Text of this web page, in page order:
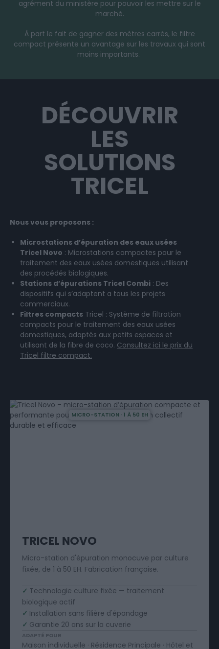
agrément du ministère pour pouvoir les mettre sur le
marché.
À part le fait de gagner des mètres carrés, le filtre
compact présente un avantage sur les travaux qui sont
moins importants.
DÉCOUVRIR
LES
SOLUTIONS
TRICEL
Nous vous proposons :
Microstations d’épuration des eaux usées
Tricel Novo : Microstations compactes pour le
traitement des eaux usées domestiques utilisant
des procédés biologiques.
Stations d’épurations Tricel Combi : Des
dispositifs qui s’adaptent a tous les projets
commerciaux.
Filtres compacts Tricel : Système de filtration
compacts pour le traitement des eaux usées
domestiques, adaptés aux petits espaces et
utilisant de la fibre de coco. Consultez ici le prix du
Tricel filtre compact.
MICRO-STATION · 1 À 50 EH
TRICEL NOVO
Micro-station d'épuration monocuve par culture
fixée, de 1 à 50 EH. Fabrication française.
✓ Technologie culture fixée — traitement
biologique actif
✓ Installation sans filière d'épandage
✓ Garantie 20 ans sur la cuverie
ADAPTÉ POUR
Maison individuelle · Résidence Principale · Hôtel et